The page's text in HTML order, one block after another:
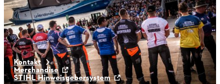
aktuelle News
Kontakt
Merchandise
STIHL Hinweisgebersystem